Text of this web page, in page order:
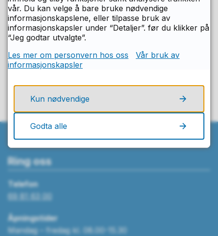
Fant du det du lette etter på denne
siden?
Ring oss
Telefon
69 81 63 00
Åpningstider
Mandag – fredag kl. 08.00-15.30
vår. Du kan velge å bare bruke nødvendige
informasjonskapslene, eller tilpasse bruk av
informasjonskapsler under “Detaljer”. før du klikker på
“Jeg godtar utvalgte”.
Les mer om personvern hos oss
Vår bruk av
informasjonskapsler
Kun nødvendige
Godta alle